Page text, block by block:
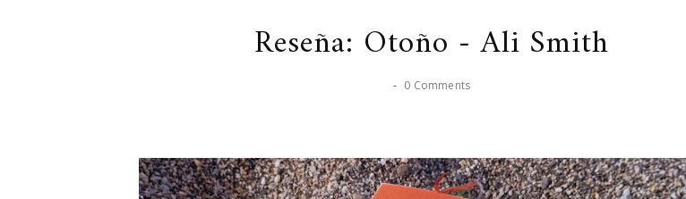
Reseña: Otoño - Ali Smith
- 0 Comments